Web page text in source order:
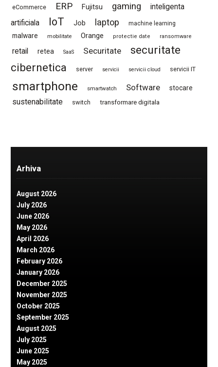
eCommerce ERP Fujitsu gaming
inteligenta
artificiala
IoT Job laptop machine learning
malware mobilitate Orange protectie date ransomware
retail retea SaaS Securitate
securitate
cibernetica
server servicii servicii cloud servicii IT
smartphone smartwatch Software stocare
sustenabilitate switch transformare digitala
Arhiva
August 2026
July 2026
June 2026
May 2026
April 2026
March 2026
February 2026
January 2026
December 2025
November 2025
October 2025
September 2025
August 2025
July 2025
June 2025
May 2025